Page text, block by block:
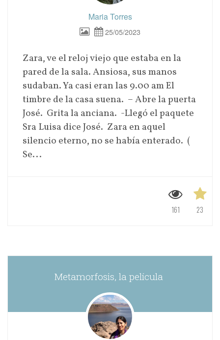
Maria Torres
25/05/2023
Zara, ve el reloj viejo que estaba en la
pared de la sala. Ansiosa, sus manos
sudaban. Ya casi eran las 9.00 am El
timbre de la casa suena. – Abre la puerta
José. Grita la anciana. -Llegó el paquete
Sra Luisa dice José. Zara en aquel
silencio eterno, no se había enterado. (
Se...
23
161
Metamorfosis, la película